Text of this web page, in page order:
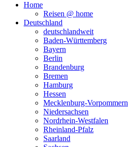
Home
Reisen @ home
Deutschland
deutschlandweit
Baden-Württemberg
Bayern
Berlin
Brandenburg
Bremen
Hamburg
Hessen
Mecklenburg-Vorpommern
Niedersachsen
Nordrhein-Westfalen
Rheinland-Pfalz
Saarland